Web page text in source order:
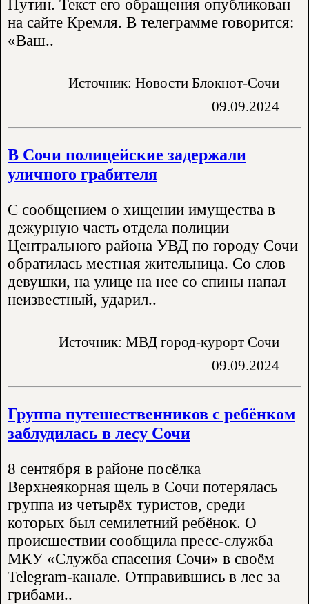
Путин. Текст его обращения опубликован
на сайте Кремля. В телеграмме говорится:
«Ваш..
Источник: Новости Блокнот-Сочи
09.09.2024
В Сочи полицейские задержали
уличного грабителя
С сообщением о хищении имущества в
дежурную часть отдела полиции
Центрального района УВД по городу Сочи
обратилась местная жительница. Со слов
девушки, на улице на нее со спины напал
неизвестный, ударил..
Источник: МВД город-курорт Сочи
09.09.2024
Группа путешественников с ребёнком
заблудилась в лесу Сочи
8 сентября в районе посёлка
Верхнеякорная щель в Сочи потерялась
группа из четырёх туристов, среди
которых был семилетний ребёнок. О
происшествии сообщила пресс-служба
МКУ «Служба спасения Сочи» в своём
Telegram-канале. Отправившись в лес за
грибами..